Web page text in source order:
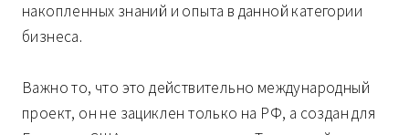
накопленных знаний и опыта в данной категории
бизнеса.
Важно то, что это действительно международный
проект, он не зациклен только на РФ, а создан для